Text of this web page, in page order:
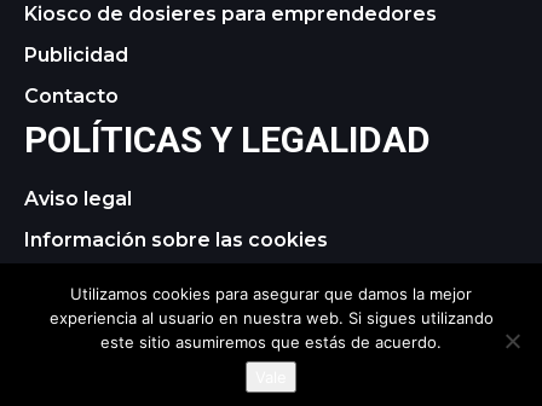
Kiosco de dosieres para emprendedores
Publicidad
Contacto
POLÍTICAS Y LEGALIDAD
Aviso legal
Información sobre las cookies
© 2021 tagDiv. All Rights Reserved. Made with Newspaper
Utilizamos cookies para asegurar que damos la mejor
experiencia al usuario en nuestra web. Si sigues utilizando
este sitio asumiremos que estás de acuerdo.